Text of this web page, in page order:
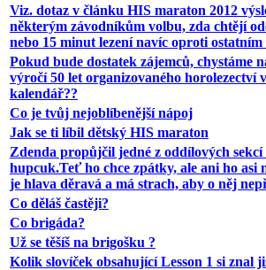
Viz. dotaz v článku HIS maraton 2012
některým závodníkům volbu, zda chtějí
nebo 15 minut lezení navíc oproti ostatním
Pokud bude dostatek zájemců, chystáme
výročí 50 let organizovaného horolezectví
kalendář??
Co je tvůj nejoblíbenější nápoj
Jak se ti líbil dětský HIS maraton
Zdenda propůjčil jedné z oddílových
hupcuk.Teť ho chce zpátky, ale ani ho asi
je hlava děravá a má strach, aby o něj
Co děláš častěji?
Co brigáda?
Už se těšíš na brigošku ?
Kolik slovíček obsahující Lesson 1 si znal